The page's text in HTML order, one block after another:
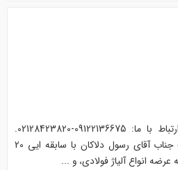
فروشگاه فولاد رسول دلاکان. ارتباط با ما: 09122136675-02128423820.
فولاد رسول دلاکان به مدیریت جناب آقای رسول دلاکان با سابقه ­ایی 20
عرضه انواع آلیاژ فولادی، و ...